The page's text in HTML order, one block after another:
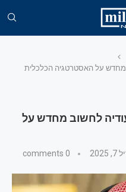
על האסטרטגיה הכלכלית
לחשוב מחדש על
0 comments